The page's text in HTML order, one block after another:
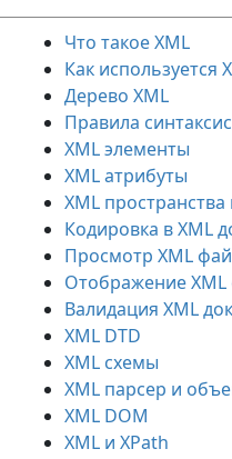
Что такое XML
Как используется
Дерево XML
Правила
XML элементы
XML атрибуты
XML
Кодировка в XML
Просмотр XML
Отображение XML
Валидация XML
XML DTD
XML схемы
XML парсер и
XML DOM
XML и XPath